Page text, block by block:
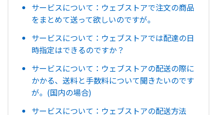
サービスについて：ウェブストアで注文の商品
をまとめて送って欲しいのですが。
サービスについて：ウェブストアでは配達の日
時指定はできるのですか？
サービスについて：ウェブストアの配送の際に
かかる、送料と手数料について聞きたいのです
が。(国内の場合)
サービスについて：ウェブストアの配送方法